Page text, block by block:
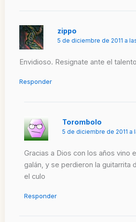
zippo
5 de diciembre de 2011 a
Envidioso. Resignate ante el
Responder
Torombolo
5 de diciembre de 2011 a
Gracias a Dios con los años vino
galán, y se perdieron la guitarrita
el culo
Responder